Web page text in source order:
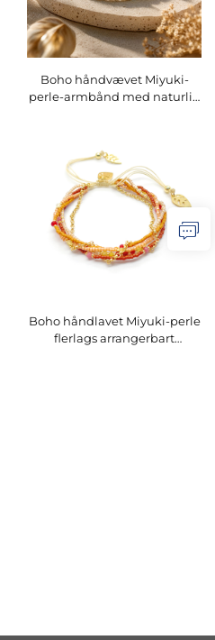
Boho håndvævet Miyuki-
perle-armbånd med naturlig
armbånd Varenummer
O16BMI253
Boho håndlavet Miyuki-perle
flerlags arrangerbart